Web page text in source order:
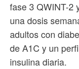
fase 3 QWINT-2
una dosis
adultos con
de A1C y un
insulina diaria.